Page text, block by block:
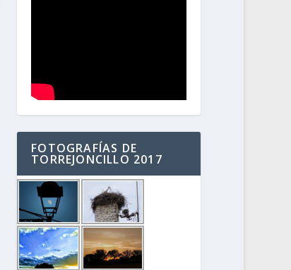
FOTOGRAFÍAS DE
TORREJONCILLO 2017